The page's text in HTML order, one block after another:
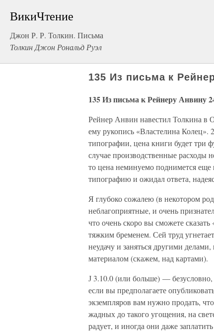
ВикиЧтение
Джон Р. Р. Толкин. Письма
Толкин Джон Рональд Руэл
135 Из письма к
135 Из письма к Рейнеру Анвину
Рейнер Анвин навестил Толкина в
ему рукопись «Властелина
типографии, цена книги будет три
случае производственные расходы
то цена неминуемо поднимется
типографию и ожидал ответа,
Я глубоко сожалею (в некотором
неблагоприятные, и очень
что очень скоро вы сможете
тяжким бременем. Сей труд
неудачу и заняться другими
материалом (скажем, над картами).
Ј 3.10.0 (или больше) —
если вы предполагаете
экземпляров вам нужно продать,
жадных до такого угощения, на
радует, и иногда они даже